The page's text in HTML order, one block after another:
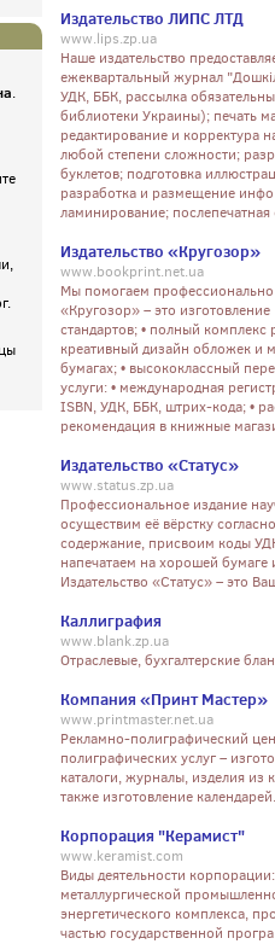
.
Издательство ЛИПС ЛТД
www.lips.zp.ua
Наше издательство
ежеквартальный журнал
УДК, ББК, рассылка
библиотеки Украины); печать
редактирование и корректура
любой степени сложности;
буклетов; подготовка
разработка и размещение
ламинирование;
Издательство «Кругозор»
www.bookprint.net.ua
Мы помогаем профессионально
«Кругозор» – это
стандартов; • полный комплекс
креативный дизайн обложек и
бумагах; • высококлассный
услуги: • международная
ISBN, УДК, ББК, штрих-кода; •
рекомендация в книжные
Издательство «Статус»
www.status.zp.ua
Профессиональное издание
осуществим её вёрстку
содержание, присвоим коды
напечатаем на хорошей бумаге
Издательство «Статус» – это
Каллиграфия
www.blank.zp.ua
Отраслевые, бухгалтерские
Компания «Принт Мастер»
www.printmaster.net.ua
Рекламно-полиграфический
полиграфических услуг –
каталоги, журналы, изделия
также изготовление календарей.
Корпорация "Керамист"
www.keramist.com
Виды деятельности
металлургической
энергетического комплекса,
частью государственной